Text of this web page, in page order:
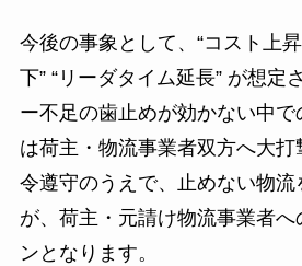
今後の事象として、“コスト上
下” “リーダタイム延長” が想定
ー不足の歯止めが効かない中
は荷主・物流事業者双方へ大
令遵守のうえで、止めない物
が、荷主・元請け物流事業者へ
ンとなります。